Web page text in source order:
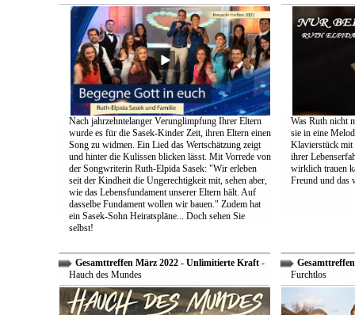
Nach jahrzehntelanger Verunglimpfung Ihrer Eltern
wurde es für die Sasek-Kinder Zeit, ihren Eltern einen
Song zu widmen. Ein Lied das Wertschätzung zeigt
und hinter die Kulissen blicken lässt. Mit Vorrede von
der Songwriterin Ruth-Elpida Sasek: "Wir erleben
seit der Kindheit die Ungerechtigkeit mit, sehen aber,
wie das Lebensfundament unserer Eltern hält. Auf
dasselbe Fundament wollen wir bauen." Zudem hat
ein Sasek-Sohn Heiratspläne... Doch sehen Sie
selbst!
Was Ruth nicht
sie in eine
Klavierstück mit
ihrer
wirklich trauen
Freund und das
Gesamttreffen März 2022 - Unlimitierte Kraft -
Hauch des Mundes
Furchtlos